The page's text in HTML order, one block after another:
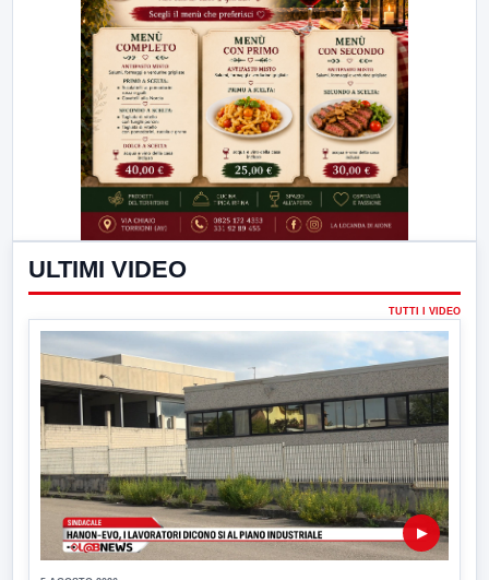
ULTIMI VIDEO
TUTTI I VIDEO
▶